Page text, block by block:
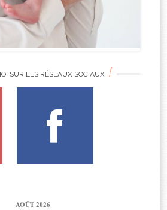
SUR LES RÉSEAUX SOCIAUX !
AOÛT 2026